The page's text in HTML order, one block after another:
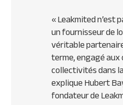
«Leakmited n’est
un fournisseur de
véritable
terme, engagé
collectivités dans
explique Hubert
fondateur de